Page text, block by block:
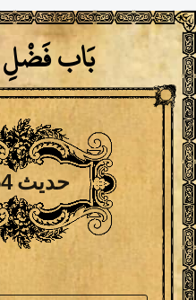
بَاب فَضْلِ
حديث 854 جزء 1